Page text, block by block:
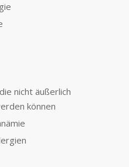
nicht äußerlich
können